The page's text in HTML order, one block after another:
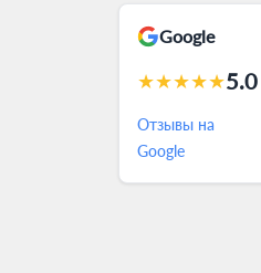
Google
★★★★★5.0
Отзывы на
Google